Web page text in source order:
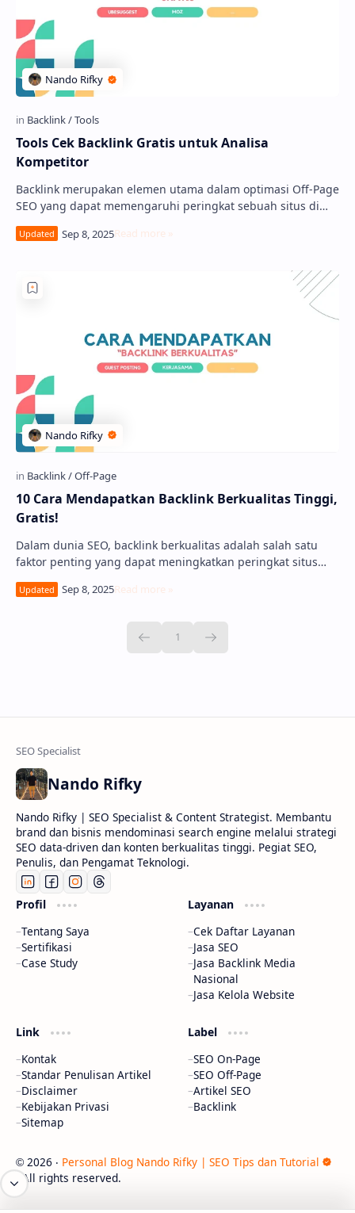
Tools Cek Backlink Gratis untuk Analisa
Kompetitor
Backlink merupakan elemen utama dalam optimasi Off-Page
SEO yang dapat memengaruhi peringkat sebuah situs di
mesin pencari. Bagi para pemilik websi…
10 Cara Mendapatkan Backlink Berkualitas Tinggi,
Gratis!
Dalam dunia SEO, backlink berkualitas adalah salah satu
faktor penting yang dapat meningkatkan peringkat situs
Nando Rifky
Nando Rifky | SEO Specialist & Content Strategist. Membantu
brand dan bisnis mendominasi search engine melalui strategi
SEO data-driven dan konten berkualitas tinggi. Pegiat SEO,
Penulis, dan Pengamat Teknologi.
Profil
Tentang Saya
Sertifikasi
Case Study
Layanan
Cek Daftar Layanan
Jasa SEO
Jasa Backlink Media
Nasional
Jasa Kelola Website
Link
Kontak
Standar Penulisan Artikel
Disclaimer
Kebijakan Privasi
Sitemap
Label
SEO On-Page
SEO Off-Page
Artikel SEO
Backlink
© 2026 ‧ Personal Blog Nando Rifky | SEO Tips dan Tutorial
‧ All rights reserved.